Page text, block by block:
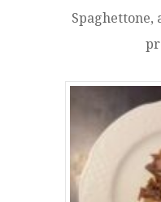
Spaghettone,